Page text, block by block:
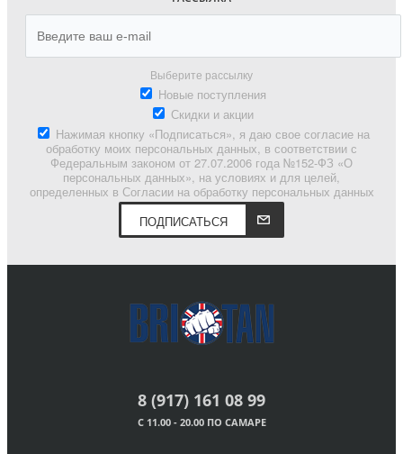
Выберите рассылку
Новые поступления
Скидки и акции
Нажимая кнопку «Подписаться», я даю свое согласие на
обработку моих персональных данных, в соответствии с
Федеральным законом от 27.07.2006 года №152-ФЗ «О
персональных данных», на условиях и для целей,
определенных в Согласии на обработку персональных данных
ПОДПИСАТЬСЯ
8 (917) 161 08 99
С 11.00 - 20.00 ПО САМАРЕ